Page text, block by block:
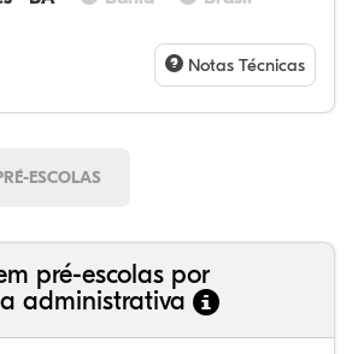
Notas Técnicas
ESCOLAS
pré-escolas por
administrativa